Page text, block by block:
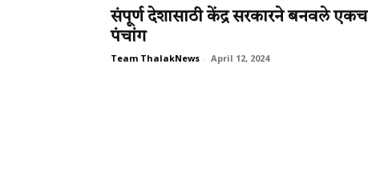
संपूर्ण देशासाठी केंद्र सरकारने बनवले एकच
पंचांग
Team ThalakNews - April 12, 2024